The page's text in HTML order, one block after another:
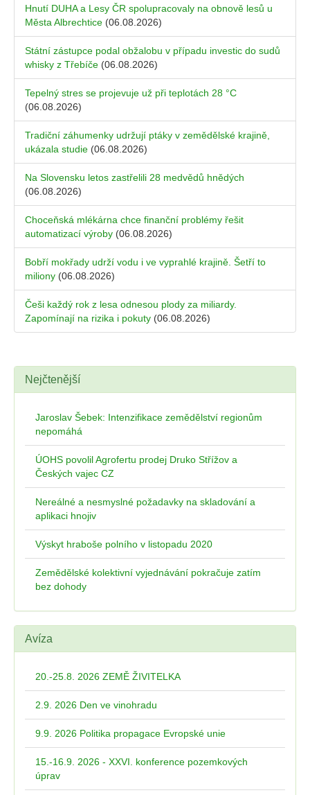
Hnutí DUHA a Lesy ČR spolupracovaly na obnově lesů u
Města Albrechtice (06.08.2026)
Státní zástupce podal obžalobu v případu investic do sudů
whisky z Třebíče (06.08.2026)
Tepelný stres se projevuje už při teplotách 28 °C
(06.08.2026)
Tradiční záhumenky udržují ptáky v zemědělské krajině,
ukázala studie (06.08.2026)
Na Slovensku letos zastřelili 28 medvědů hnědých
(06.08.2026)
Choceňská mlékárna chce finanční problémy řešit
automatizací výroby (06.08.2026)
Bobří mokřady udrží vodu i ve vyprahlé krajině. Šetří to
miliony (06.08.2026)
Češi každý rok z lesa odnesou plody za miliardy.
Zapomínají na rizika i pokuty (06.08.2026)
Nejčtenější
Jaroslav Šebek: Intenzifikace zemědělství regionům
nepomáhá
ÚOHS povolil Agrofertu prodej Druko Střížov a
Českých vajec CZ
Nereálné a nesmyslné požadavky na skladování a
aplikaci hnojiv
Výskyt hraboše polního v listopadu 2020
Zemědělské kolektivní vyjednávání pokračuje zatím
bez dohody
Avíza
20.-25.8. 2026 ZEMĚ ŽIVITELKA
2.9. 2026 Den ve vinohradu
9.9. 2026 Politika propagace Evropské unie
15.-16.9. 2026 - XXVI. konference pozemkových
úprav